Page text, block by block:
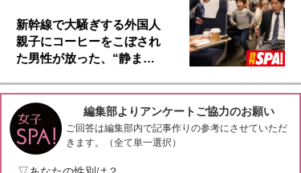
新幹線で大騒ぎする外国人
親子にコーヒーをこぼされ
た男性が放った、“静ま…